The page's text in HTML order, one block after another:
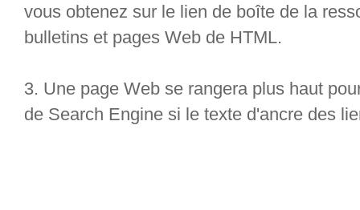
vous obtenez sur le lien de boîte de la
bulletins et pages Web de HTML.
3. Une page Web se rangera plus haut
de Search Engine si le texte d'ancre des